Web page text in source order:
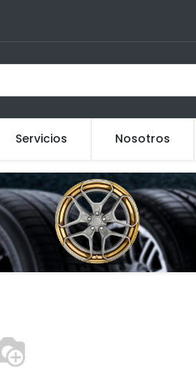
Servicios Nosotros